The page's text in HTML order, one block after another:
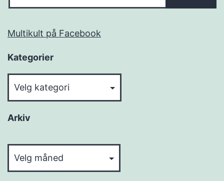
Multikult på Facebook
Kategorier
Arkiv